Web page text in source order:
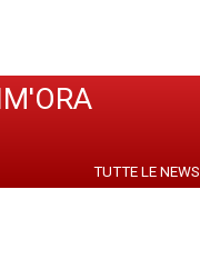
TUTTE LE NEWS